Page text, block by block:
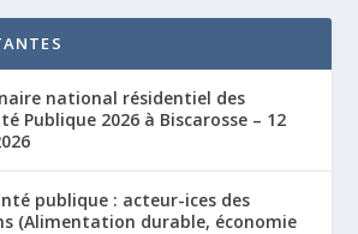
national résidentiel des
Publique 2026 à Biscarosse – 12
publique : acteur-ices des
(Alimentation durable, économie